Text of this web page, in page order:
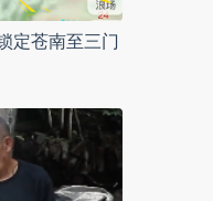
定苍南至三门